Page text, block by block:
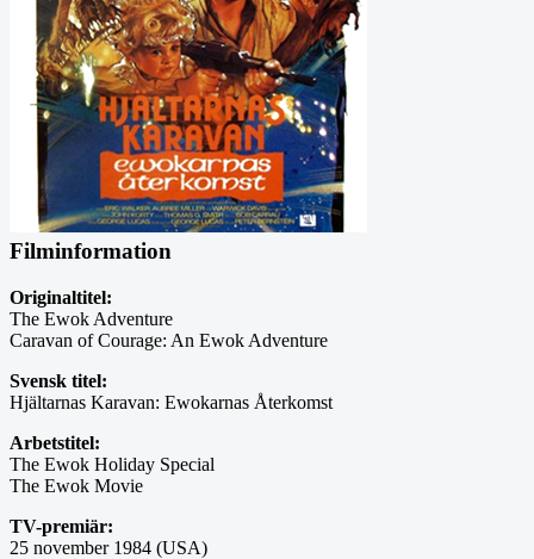
Filminformation
Originaltitel:
The Ewok Adventure
Caravan of Courage: An Ewok Adventure
Svensk titel:
Hjältarnas Karavan: Ewokarnas Återkomst
Arbetstitel:
The Ewok Holiday Special
The Ewok Movie
TV-premiär:
25 november 1984 (USA)